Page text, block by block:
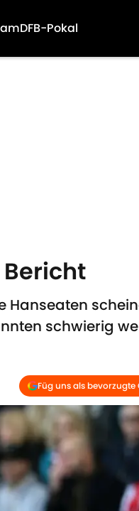
DFB-Pokal
Hanseaten
schwierig
Füg uns als bevorzugte